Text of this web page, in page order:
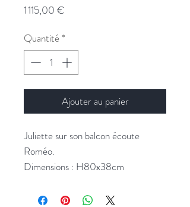
1 115,00 €
Quantité*
Ajouter au panier
Juliette sur son balcon écoute
Roméo.
Dimensions : H80x38cm